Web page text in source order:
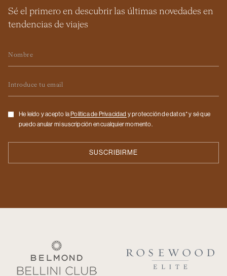
Sé el primero en descubrir las últimas novedades en
tendencias de viajes
Checkbox
He leído y acepto la Politica de Privacidad y protección de datos* y sé que
puedo anular mi suscripción en cualquier momento.